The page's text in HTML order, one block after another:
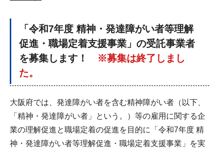
「令和7年度 精神・発達障がい者等理解
促進・職場定着支援事業」の受託事業者
を募集します！ ※募集は終了しまし
た。
大阪府では、発達障がい者を含む精神障がい者（以下、
「精神・発達障がい者」という。）等の雇用に関する企
業の理解促進と職場定着の促進を目的に「令和7年度 精
神・発達障がい者等理解促進・職場定着支援事業」を実